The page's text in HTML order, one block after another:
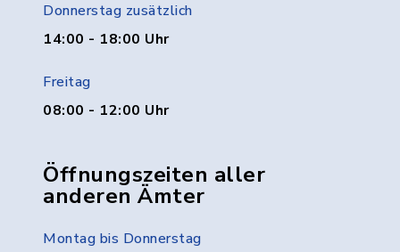
Donnerstag zusätzlich
14:00 - 18:00 Uhr
Freitag
08:00 - 12:00 Uhr
Öffnungszeiten aller
anderen Ämter
Montag bis Donnerstag